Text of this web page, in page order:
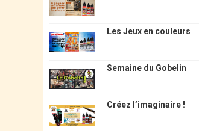
Les Jeux en couleurs
Semaine du Gobelin
Créez l’imaginaire !